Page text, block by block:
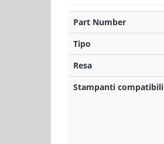
Part Number
Tipo
Resa
Stampanti compatibili